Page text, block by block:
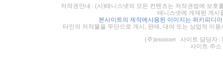
저작권안내 : (사)테니스넷의 모든 컨텐츠는 저작권법에 보
테니스넷에 게재된 게시
본사이트의 제작에사용된 이미지는 위키피디
타인의 저작물을 무단으로 게시, 판매, 대여 또는 상업적 이
(주)tennisnet 사이트 담당자 :
사이트 주